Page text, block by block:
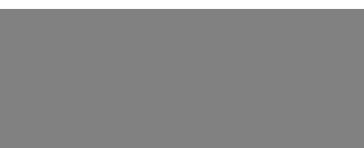
Real 3D Flipbook has lightbox feature - book can be displayed in the